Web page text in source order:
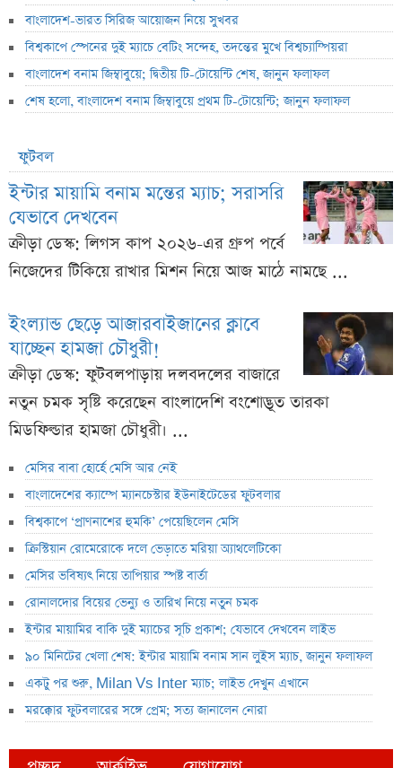
বাংলাদেশ-ভারত সিরিজ আয়োজন নিয়ে সুখবর
বিশ্বকাপে স্পেনের দুই ম্যাচে বেটিং সন্দেহ, তদন্তের মুখে বিশ্বচ্যাম্পিয়রা
বাংলাদেশ বনাম জিম্বাবুয়ে; দ্বিতীয় টি-টোয়েন্টি শেষ, জানুন ফলাফল
শেষ হলো, বাংলাদেশ বনাম জিম্বাবুয়ে প্রথম টি-টোয়েন্টি; জানুন ফলাফল
ফুটবল
ইন্টার মায়ামি বনাম মন্তের ম্যাচ; সরাসরি
যেভাবে দেখবেন
ক্রীড়া ডেস্ক: লিগস কাপ ২০২৬-এর গ্রুপ পর্বে
নিজেদের টিকিয়ে রাখার মিশন নিয়ে আজ মাঠে নামছে ...
ইংল্যান্ড ছেড়ে আজারবাইজানের ক্লাবে
যাচ্ছেন হামজা চৌধুরী!
ক্রীড়া ডেস্ক: ফুটবলপাড়ায় দলবদলের বাজারে
নতুন চমক সৃষ্টি করেছেন বাংলাদেশি বংশোদ্ভূত তারকা
মিডফিল্ডার হামজা চৌধুরী। ...
মেসির বাবা হোর্হে মেসি আর নেই
বাংলাদেশের ক্যাম্পে ম্যানচেস্টার ইউনাইটেডের ফুটবলার
বিশ্বকাপে ‘প্রাণনাশের হুমকি’ পেয়েছিলেন মেসি
ক্রিস্টিয়ান রোমেরোকে দলে ভেড়াতে মরিয়া অ্যাথলেটিকো
মেসির ভবিষ্যৎ নিয়ে তাপিয়ার স্পষ্ট বার্তা
রোনালদোর বিয়ের ভেন্যু ও তারিখ নিয়ে নতুন চমক
ইন্টার মায়ামির বাকি দুই ম্যাচের সূচি প্রকাশ; যেভাবে দেখবেন লাইভ
৯০ মিনিটের খেলা শেষ: ইন্টার মায়ামি বনাম সান লুইস ম্যাচ, জানুন ফলাফল
একটু পর শুরু, Milan Vs Inter ম্যাচ; লাইভ দেখুন এখানে
মরক্কোর ফুটবলারের সঙ্গে প্রেম; সত্য জানালেন নোরা